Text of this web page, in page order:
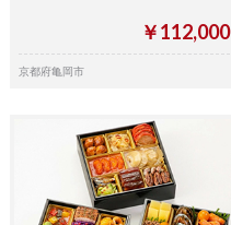
￥112,000
京都府亀岡市